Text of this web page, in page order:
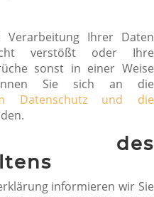
Verarbeitung Ihrer Daten
verstößt oder Ihre
sonst in einer Weise
Sie sich an die
Datenschutz und die
des
informieren wir Sie